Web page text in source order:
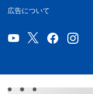
広告について